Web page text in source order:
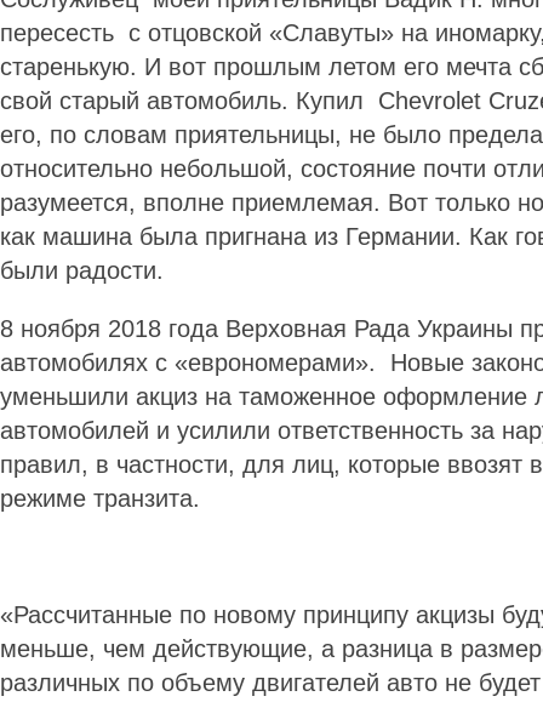
пересесть с отцовской «Cлавуты» на
старенькую. И вот прошлым летом его мечта
свой старый автомобиль. Купил Chevrolet
его, по словам приятельницы, не было
относительно небольшой, состояние почти
разумеется, вполне приемлемая. Вот только
как машина была пригнана из Гер­мании. Как
были радости.
8 ноября 2018 года Верховная Рада Украины
автомобилях с «евро­номерами». Новые
уменьшили акциз на таможенное оформление
автомобилей и усилили ответственность за
правил, в частности, для лиц, которые ввозят
режиме транзита.
«Рассчитанные по новому принципу акцизы
меньше, чем действующие, а разница в
различных по объему двигателей авто не